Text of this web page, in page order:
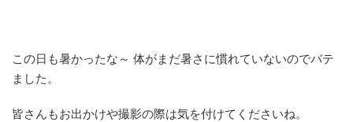
この日も暑かったな～ 体がまだ暑さに慣れていないのでバテ
ました。
皆さんもお出かけや撮影の際は気を付けてくださいね。